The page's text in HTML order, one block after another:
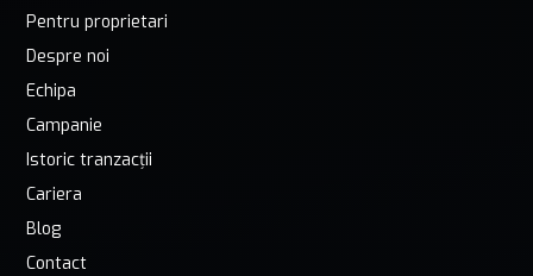
Pentru proprietari
Despre noi
Echipa
Campanie
Istoric tranzacții
Cariera
Blog
Contact